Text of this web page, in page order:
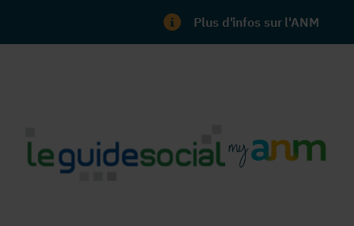
Plus d'infos sur l'ANM